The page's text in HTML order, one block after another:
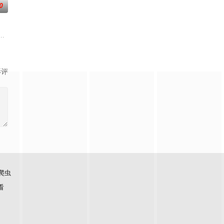
档再度联手，制作规模、动作场面全部疯狂升级。玄理、冈田将生强势加
个梦想都无所畏惧的十几岁，被现实挡住而受挫的二十几岁，像变成那样
虫